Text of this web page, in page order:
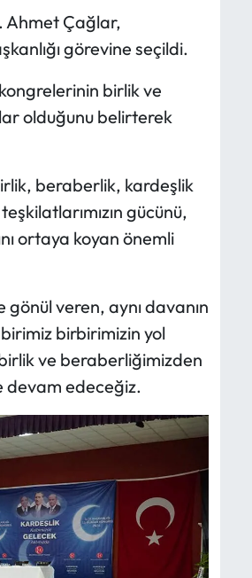
Ahmet Çağlar,
görevine seçildi.
birlik ve
olduğunu belirterek
beraberlik, kardeşlik
gücünü,
ortaya koyan önemli
gönül veren, aynı davanın
birbirimizin yol
ve beraberliğimizden
devam edeceğiz.